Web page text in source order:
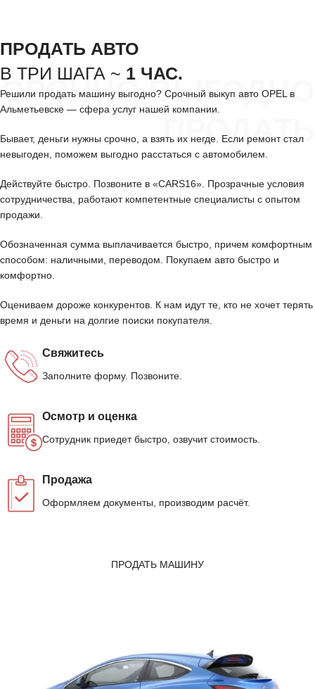
СРОЧНО ВЫГОДНО
ПРОДАТЬ
ПРОДАТЬ АВТО
В ТРИ ШАГА ~ 1 ЧАС.
Решили продать машину выгодно? Срочный выкуп авто OPEL в
Альметьевске — сфера услуг нашей компании.
Бывает, деньги нужны срочно, а взять их негде. Если ремонт стал
невыгоден, поможем выгодно расстаться с автомобилем.
Действуйте быстро. Позвоните в «CARS16». Прозрачные условия
сотрудничества, работают компетентные специалисты с опытом
продажи.
Обозначенная сумма выплачивается быстро, причем комфортным
способом: наличными, переводом. Покупаем авто быстро и
комфортно.
Оцениваем дороже конкурентов. К нам идут те, кто не хочет терять
время и деньги на долгие поиски покупателя.
Свяжитесь
Заполните форму. Позвоните.
Осмотр и оценка
Сотрудник приедет быстро, озвучит стоимость.
Продажа
Оформляем документы, производим расчёт.
ПРОДАТЬ МАШИНУ